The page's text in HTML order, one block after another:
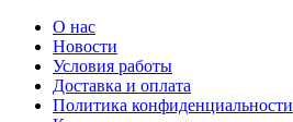
О нас
Новости
Условия работы
Доставка и оплата
Политика конфиденциальности